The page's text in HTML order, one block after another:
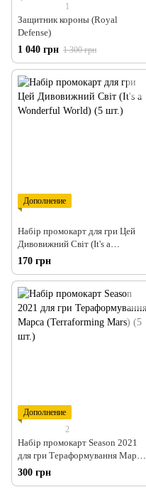
1
Защитник короны (Royal
Defense)
1 040 грн 1 300 грн
Дополнение
Набір промокарт для гри Цей
Дивовижний Світ (It's a
Wonderful World) (5 шт.)
170 грн
Дополнение
2
Набір промокарт Season 2021
для гри Тераформування Марса
(Terraforming Mars) (5 шт.)
300 грн